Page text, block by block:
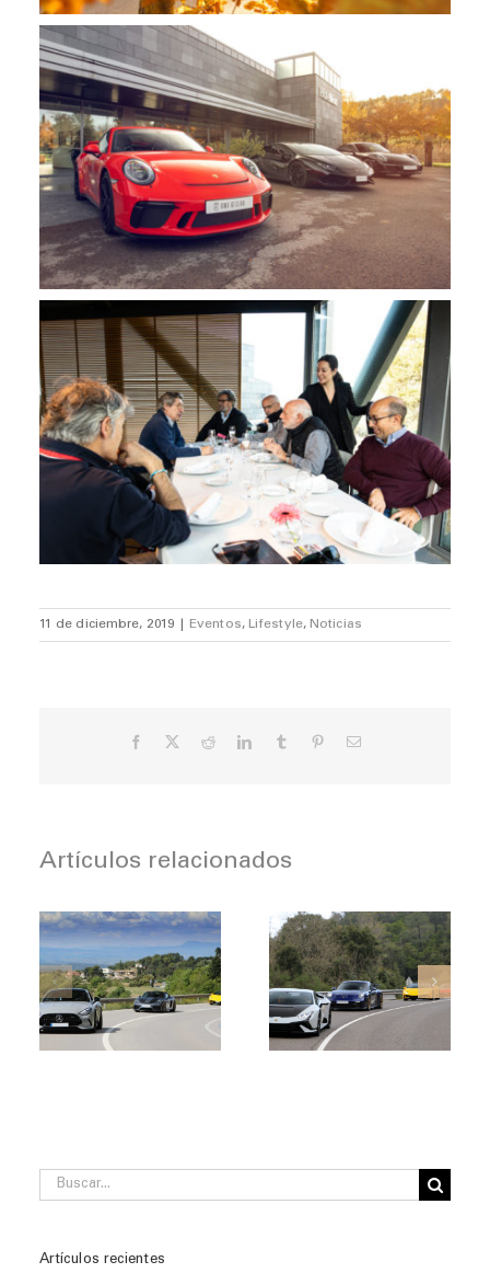
11 de diciembre, 2019 Eventos, Lifestyle, Noticias
Facebook RedditLinkedInTumblrPinterestCorreo
Artículos relacionados
GT Session Ripollès &
Ca l’Enric
GT Session Costa
Brava & Quatre Vents
Buscar:
Artículos recientes